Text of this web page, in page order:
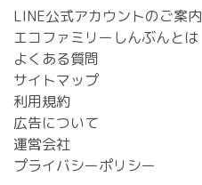
LINE公式アカウントのご案内
エコファミリーしんぶんとは
よくある質問
サイトマップ
利用規約
広告について
運営会社
プライバシーポリシー